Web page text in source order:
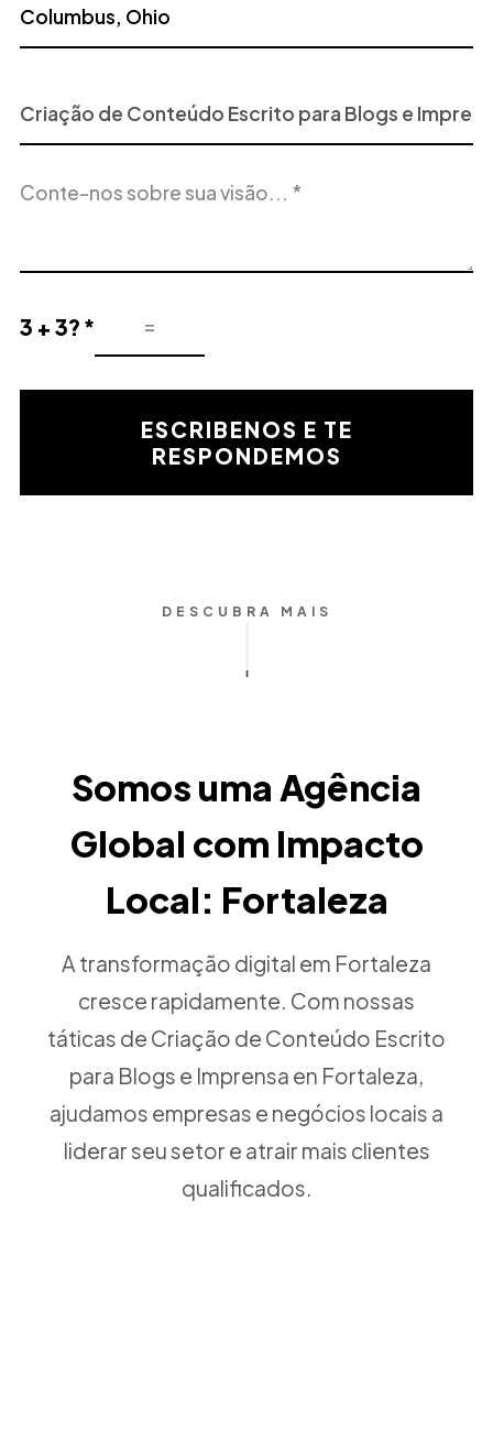
ou
Serviço
Interesse
do
3 + 3? *
Resultado
la
ESCRIBENOS E TE
RESPONDEMOS
DESCUBRA MAIS
Somos uma Agência
Global com Impacto
Local: Fortaleza
A transformação digital em Fortaleza
cresce rapidamente. Com nossas
táticas de Criação de Conteúdo Escrito
para Blogs e Imprensa en Fortaleza,
ajudamos empresas e negócios locais a
liderar seu setor e atrair mais clientes
qualificados.